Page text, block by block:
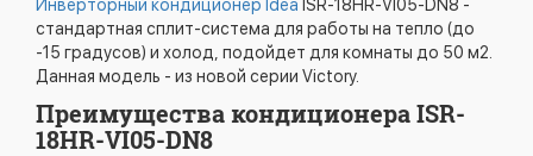
Инверторный кондиционер Idea ISR-18HR-VI05-DN8 -
стандартная сплит-система для работы на тепло (до
-15 градусов) и холод, подойдет для комнаты до 50 м2.
Данная модель - из новой серии Victory.
Преимущества кондиционера ISR-
18HR-VI05-DN8